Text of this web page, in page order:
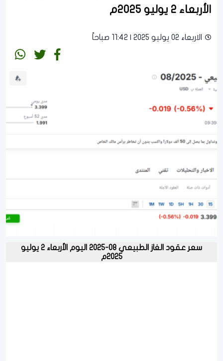
الأربعاء 2 يوليو 2025م
الاربعاء 02 يوليو 2025 | 11:42 صباحاً
سعر عقود الغاز الطبيعي 08-2025 اليوم الأربعاء 2 يوليو
2025م